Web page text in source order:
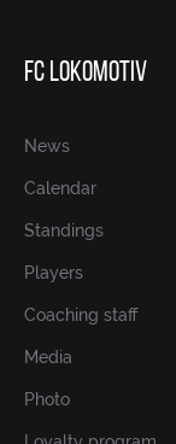
FC LOKOMOTIV
News
Calendar
Standings
Players
Coaching staff
Media
Photo